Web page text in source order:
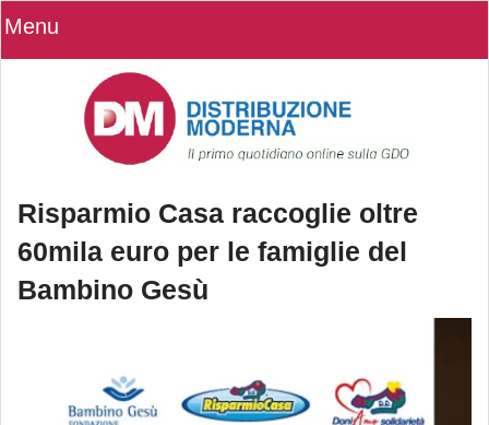
Menu
Risparmio Casa raccoglie oltre
60mila euro per le famiglie del
Bambino Gesù